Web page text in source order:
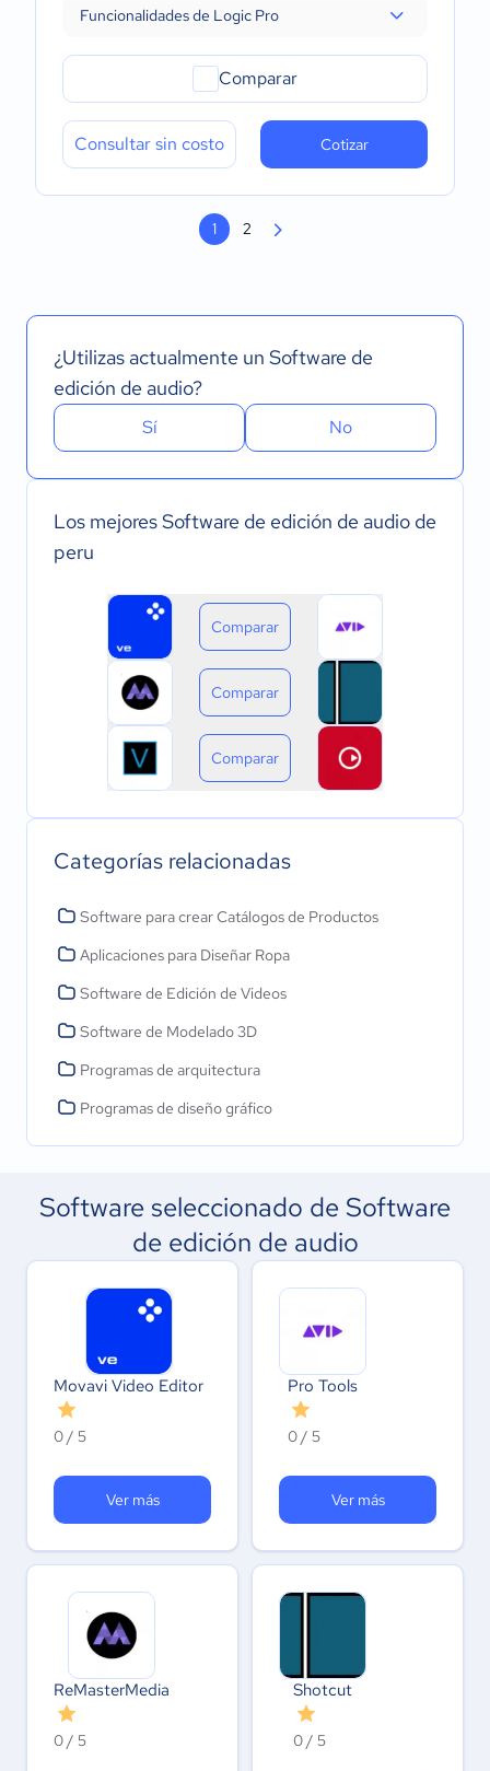
Funcionalidades de Logic Pro
Comparar
Consultar sin costo Cotizar
1 2
¿Utilizas actualmente un Software de
edición de audio?
Sí No
Los mejores Software de edición de audio de
peru
Comparar
Comparar
Comparar
Categorías relacionadas
Software para crear Catálogos de Productos
Aplicaciones para Diseñar Ropa
Software de Edición de Videos
Software de Modelado 3D
Programas de arquitectura
Programas de diseño gráfico
Software seleccionado de Software
de edición de audio
Movavi Video Editor
0 / 5
Ver más
Pro Tools
0 / 5
Ver más
ReMasterMedia
0 / 5
Shotcut
0 / 5